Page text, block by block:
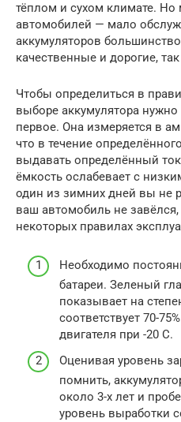
тёплом и сухом климате. Но
автомобилей — мало
аккумуляторов
качественные и дорогие,
Чтобы определиться в
выборе аккумулятора нужно
первое. Она измеряется в
что в течение
выдавать определённый
ёмкость ослабевает с
один из зимних дней вы не
ваш автомобиль не
некоторых правилах
Необходимо
батареи. Зеленый
показывает на
соответствует 70-
двигателя при -20 С.
Оценивая уровень
помнить,
около 3-х лет и
уровень выработки